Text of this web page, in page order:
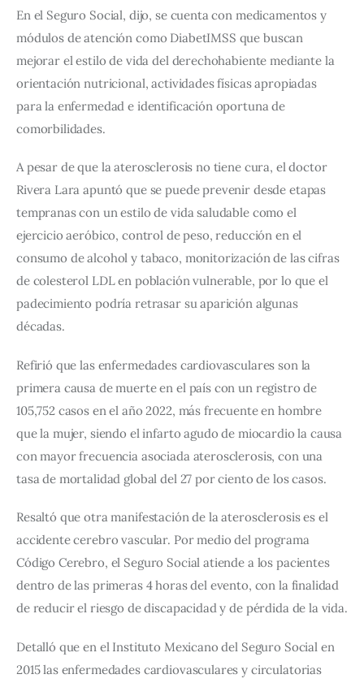
En el Seguro Social, dijo, se cuenta con medicamentos y
módulos de atención como DiabetIMSS que buscan
mejorar el estilo de vida del derechohabiente mediante la
orientación nutricional, actividades físicas apropiadas
para la enfermedad e identificación oportuna de
comorbilidades.
A pesar de que la aterosclerosis no tiene cura, el doctor
Rivera Lara apuntó que se puede prevenir desde etapas
tempranas con un estilo de vida saludable como el
ejercicio aeróbico, control de peso, reducción en el
consumo de alcohol y tabaco, monitorización de las cifras
de colesterol LDL en población vulnerable, por lo que el
padecimiento podría retrasar su aparición algunas
décadas.
Refirió que las enfermedades cardiovasculares son la
primera causa de muerte en el país con un registro de
105,752 casos en el año 2022, más frecuente en hombre
que la mujer, siendo el infarto agudo de miocardio la causa
con mayor frecuencia asociada aterosclerosis, con una
tasa de mortalidad global del 27 por ciento de los casos.
Resaltó que otra manifestación de la aterosclerosis es el
accidente cerebro vascular. Por medio del programa
Código Cerebro, el Seguro Social atiende a los pacientes
dentro de las primeras 4 horas del evento, con la finalidad
de reducir el riesgo de discapacidad y de pérdida de la vida.
Detalló que en el Instituto Mexicano del Seguro Social en
2015 las enfermedades cardiovasculares y circulatorias